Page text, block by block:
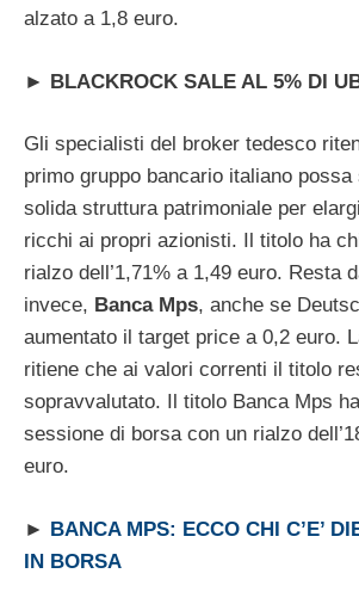
alzato a 1,8 euro.
► BLACKROCK SALE AL 5% DI
Gli specialisti del broker tedesco
primo gruppo bancario italiano
solida struttura patrimoniale per
ricchi ai propri azionisti. Il titolo ha
rialzo dell’1,71% a 1,49 euro. Resta
invece, Banca Mps, anche se
aumentato il target price a 0,2 euro.
ritiene che ai valori correnti il titolo
sopravvalutato. Il titolo Banca Mps
sessione di borsa con un rialzo
euro.
► BANCA MPS: ECCO CHI C’E’
IN BORSA